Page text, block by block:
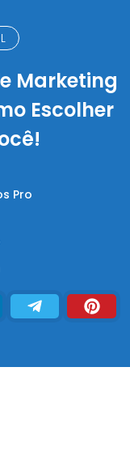
Marketing
Escolher
Pro